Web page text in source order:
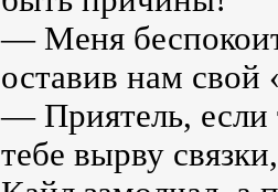
— Меня
оставив нам
— Приятель, если
тебе вырву